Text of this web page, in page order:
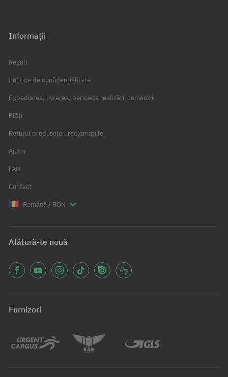
Informații
Reguli
Politica de confidențialitate
Expedierea, livrarea, perioada realizării comenzii
Plăți
Returul produselor, reclamațiile
Ajutor
FAQ
Contact
Română / RON
Alătură-te nouă
Furnizori